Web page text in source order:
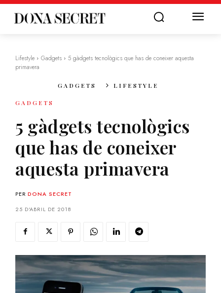
Lifestyle Gadgets
5 gàdgets tecnològics que has de coneixer aquesta
primavera
GADGETS LIFESTYLE
GADGETS
5 gàdgets tecnològics
que has de coneixer
aquesta primavera
PER DONA SECRET
25 D'ABRIL DE 2018